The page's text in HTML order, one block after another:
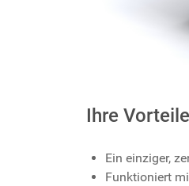
Ihre Vorteile
Ein einziger,
Funktioniert